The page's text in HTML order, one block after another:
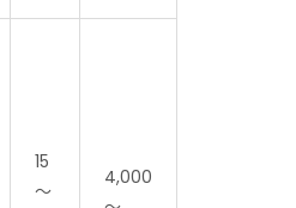
15
～
4,000